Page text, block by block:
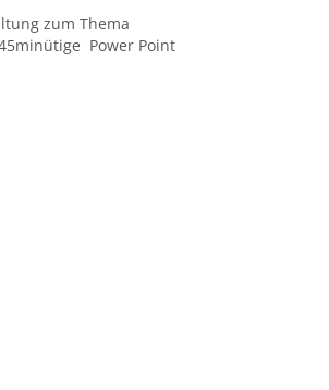
zum Thema
Power Point